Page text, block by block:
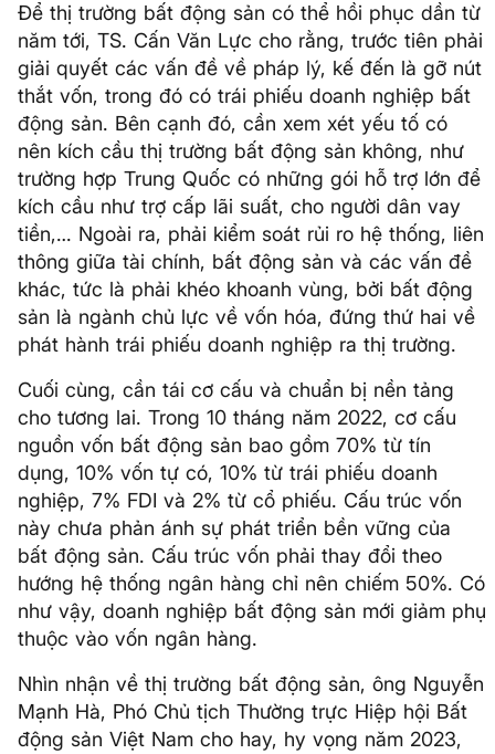
Để thị trường bất động sản có thể hồi phục dần từ
năm tới, TS. Cấn Văn Lực cho rằng, trước tiên phải
giải quyết các vấn đề về pháp lý, kế đến là gỡ nút
thắt vốn, trong đó có trái phiếu doanh nghiệp bất
động sản. Bên cạnh đó, cần xem xét yếu tố có
nên kích cầu thị trường bất động sản không, như
trường hợp Trung Quốc có những gói hỗ trợ lớn để
kích cầu như trợ cấp lãi suất, cho người dân vay
tiền,… Ngoài ra, phải kiểm soát rủi ro hệ thống, liên
thông giữa tài chính, bất động sản và các vấn đề
khác, tức là phải khéo khoanh vùng, bởi bất động
sản là ngành chủ lực về vốn hóa, đứng thứ hai về
phát hành trái phiếu doanh nghiệp ra thị trường.
Cuối cùng, cần tái cơ cấu và chuẩn bị nền tảng
cho tương lai. Trong 10 tháng năm 2022, cơ cấu
nguồn vốn bất động sản bao gồm 70% từ tín
dụng, 10% vốn tự có, 10% từ trái phiếu doanh
nghiệp, 7% FDI và 2% từ cổ phiếu. Cấu trúc vốn
này chưa phản ánh sự phát triển bền vững của
bất động sản. Cấu trúc vốn phải thay đổi theo
hướng hệ thống ngân hàng chỉ nên chiếm 50%. Có
như vậy, doanh nghiệp bất động sản mới giảm phụ
thuộc vào vốn ngân hàng.
Nhìn nhận về thị trường bất động sản, ông Nguyễn
Mạnh Hà, Phó Chủ tịch Thường trực Hiệp hội Bất
động sản Việt Nam cho hay, hy vọng năm 2023,